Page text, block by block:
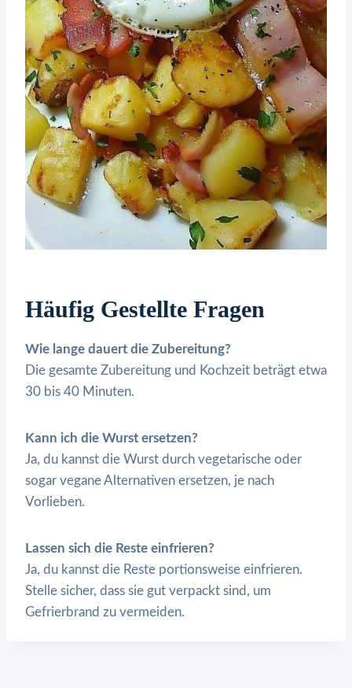
Häufig Gestellte Fragen
Wie lange dauert die Zubereitung?
Die gesamte Zubereitung und Kochzeit beträgt etwa
30 bis 40 Minuten.
Kann ich die Wurst ersetzen?
Ja, du kannst die Wurst durch vegetarische oder
sogar vegane Alternativen ersetzen, je nach
Vorlieben.
Lassen sich die Reste einfrieren?
Ja, du kannst die Reste portionsweise einfrieren.
Stelle sicher, dass sie gut verpackt sind, um
Gefrierbrand zu vermeiden.